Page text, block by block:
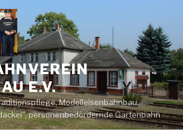
E.V.
Modelleisenbahnbau,
personenbedördernde Gartenbahn